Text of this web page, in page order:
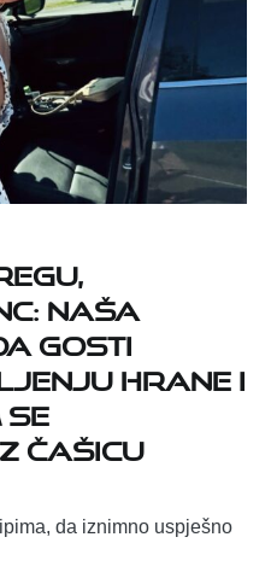
Naša
gosti
hrane i
čašicu
da iznimno uspješno